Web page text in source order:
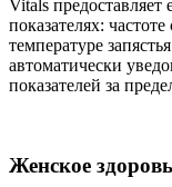
Vitals
показателях:
температуре
автоматически
показателей за
Женское